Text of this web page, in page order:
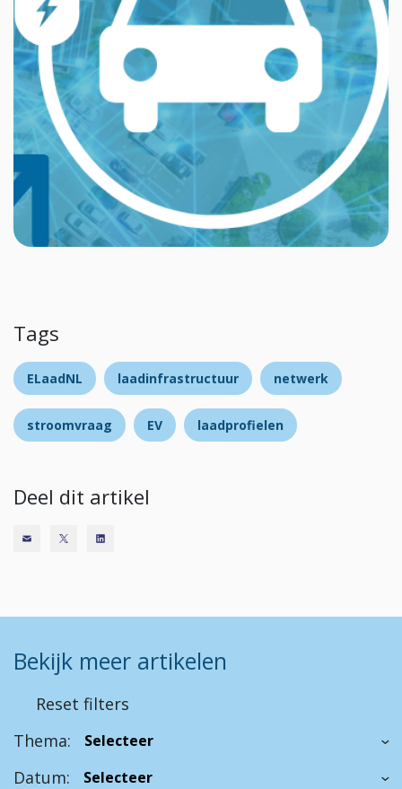
Tags
ELaadNL laadinfrastructuur netwerk
stroomvraag EV laadprofielen
Deel dit artikel
Bekijk meer artikelen
Reset filters
Thema:
Datum: